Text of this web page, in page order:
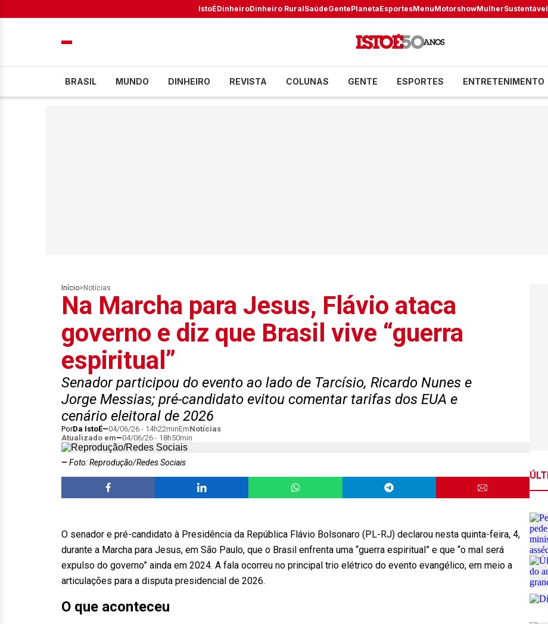
IstoÉDinheiroDinheiro RuralSaúdeGentePlanetaEsportesMenuMotorshowMulherSustentável
BRASIL MUNDO DINHEIRO REVISTA COLUNAS GENTE ESPORTES ENTRETENIMENTO
Início> Notícias
Na Marcha para Jesus, Flávio ataca
governo e diz que Brasil vive “guerra
espiritual”
Senador participou do evento ao lado de Tarcísio, Ricardo Nunes e
Jorge Messias; pré-candidato evitou comentar tarifas dos EUA e
cenário eleitoral de 2026
PorDa IstoÉ 04/06/26 - 14h22minEmNotícias
Atualizado em
04/06/26 - 18h50min
Foto: Reprodução/Redes Sociais
O senador e pré-candidato à Presidência da República Flávio Bolsonaro (PL-RJ) declarou nesta quinta-feira, 4,
durante a Marcha para Jesus, em São Paulo, que o Brasil enfrenta uma “guerra espiritual” e que “o mal será
expulso do governo” ainda em 2024. A fala ocorreu no principal trio elétrico do evento evangélico, em meio a
articulações para a disputa presidencial de 2026.
O que aconteceu